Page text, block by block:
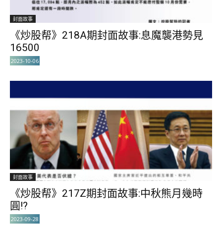
封面故事
《炒股帮》218A期封面故事:息魔襲港勢見
16500
2023-10-06
封面故事
《炒股帮》217Z期封面故事:中秋熊月幾時
圓!?
2023-09-28